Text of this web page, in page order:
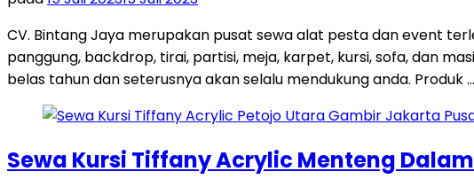
CV. Bintang Jaya merupakan pusat sewa alat pesta dan event
panggung, backdrop, tirai, partisi, meja, karpet, kursi, sofa, dan
belas tahun dan seterusnya akan selalu mendukung anda. Produk …
Sewa Kursi Tiffany Acrylic Menteng